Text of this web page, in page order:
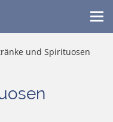
und Spirituosen